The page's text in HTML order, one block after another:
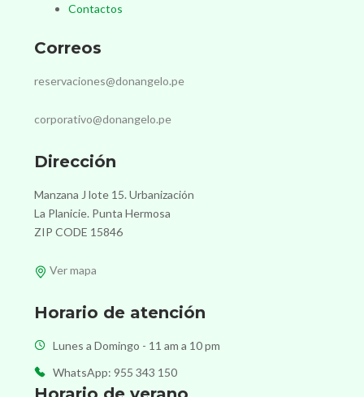
Contactos
Correos
reservaciones@donangelo.pe
corporativo@donangelo.pe
Dirección
Manzana J lote 15. Urbanización
La Planicie. Punta Hermosa
ZIP CODE 15846
Ver mapa
Horario de atención
Lunes a Domingo - 11 am a 10 pm
WhatsApp: 955 343 150